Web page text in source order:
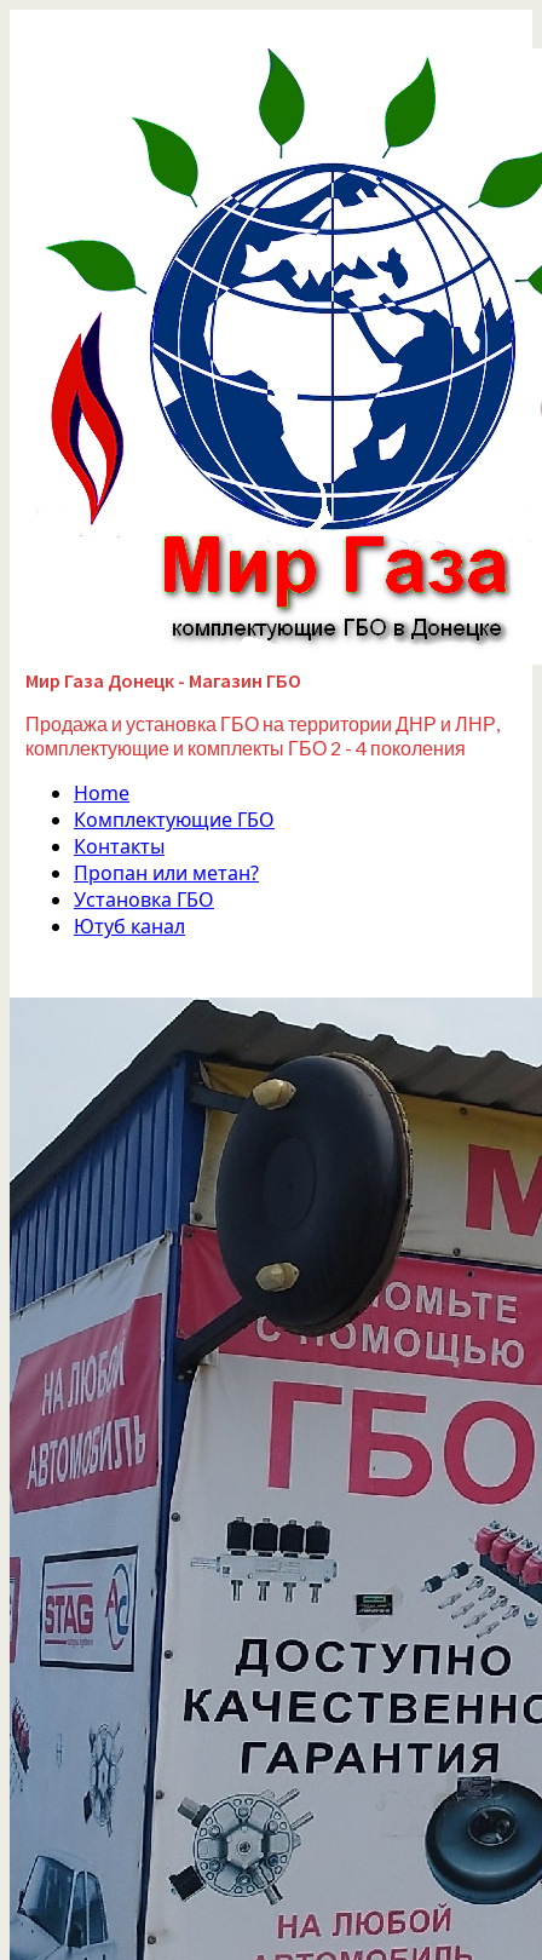
Мир Газа Донецк - Магазин ГБО
Продажа и установка ГБО на территории ДНР и ЛНР,
комплектующие и комплекты ГБО 2 - 4 поколения
Home
Комплектующие ГБО
Контакты
Пропан или метан?
Установка ГБО
Ютуб канал